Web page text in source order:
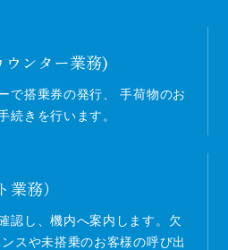
ンター業務)
で搭乗券の発行、
手荷物のお
続きを行います。
務）
認し、機内へ案内します。欠
スや未搭乗のお客様の呼び出